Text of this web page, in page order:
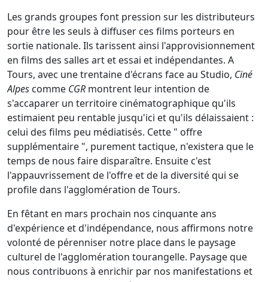
Les grands groupes font pression sur les distributeurs
pour être les seuls à diffuser ces films porteurs en
sortie nationale. Ils tarissent ainsi l'approvisionnement
en films des salles art et essai et indépendantes. A
Tours, avec une trentaine d'écrans face au Studio, Ciné
Alpes comme CGR montrent leur intention de
s'accaparer un territoire cinématographique qu'ils
estimaient peu rentable jusqu'ici et qu'ils délaissaient :
celui des films peu médiatisés. Cette " offre
supplémentaire ", purement tactique, n'existera que le
temps de nous faire disparaître. Ensuite c'est
l'appauvrissement de l'offre et de la diversité qui se
profile dans l'agglomération de Tours.
En fêtant en mars prochain nos cinquante ans
d'expérience et d'indépendance, nous affirmons notre
volonté de pérenniser notre place dans le paysage
culturel de l'agglomération tourangelle. Paysage que
nous contribuons à enrichir par nos manifestations et